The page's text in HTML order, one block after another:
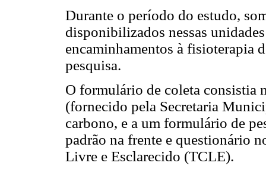
Durante o período do estudo,
disponibilizados nessas
encaminhamentos à fisioterapia
pesquisa.
O formulário de coleta consistia
(fornecido pela Secretaria
carbono, e a um formulário de
padrão na frente e questionário
Livre e Esclarecido (TCLE).